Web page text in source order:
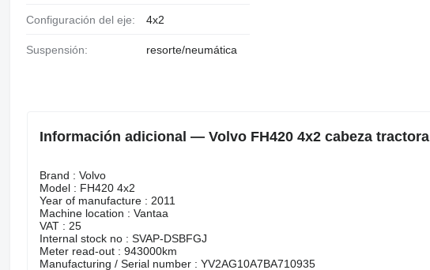
Configuración del eje: 4x2
Suspensión: resorte/neumática
Información adicional — Volvo FH420 4x2 cabeza tractora
Brand : Volvo
Model : FH420 4x2
Year of manufacture : 2011
Machine location : Vantaa
VAT : 25
Internal stock no : SVAP-DSBFGJ
Meter read-out : 943000km
Manufacturing / Serial number : YV2AG10A7BA710935